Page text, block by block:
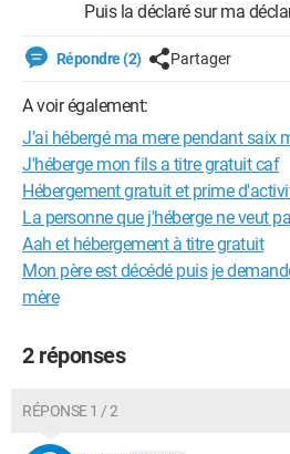
Puis la déclaré sur ma
Répondre (2) Partager
A voir également:
J’ai hébergé ma mere pendant saix
J'héberge mon fils a titre gratuit caf
Hébergement gratuit et prime
La personne que j'héberge ne veut
Aah et hébergement à titre gratuit
Mon père est décédé puis je
mère
2 réponses
RÉPONSE 1 / 2